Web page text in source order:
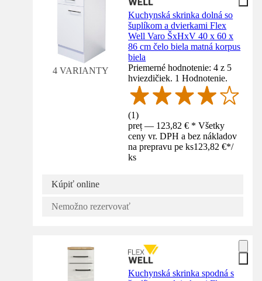
4 VARIANTY
Kuchynská skrinka dolná so
šuplíkom a dvierkami Flex
Well Varo ŠxHxV 40 x 60 x
86 cm čelo biela matná korpus
biela
Priemerné hodnotenie: 4 z 5
hviezdičiek. 1 Hodnotenie.
(1)
preț — 123,82 € * Všetky
ceny vr. DPH a bez nákladov
na prepravu pe ks123,82 €*/
ks
Kúpiť online
Nemožno rezervovať
Kuchynská skrinka spodná s